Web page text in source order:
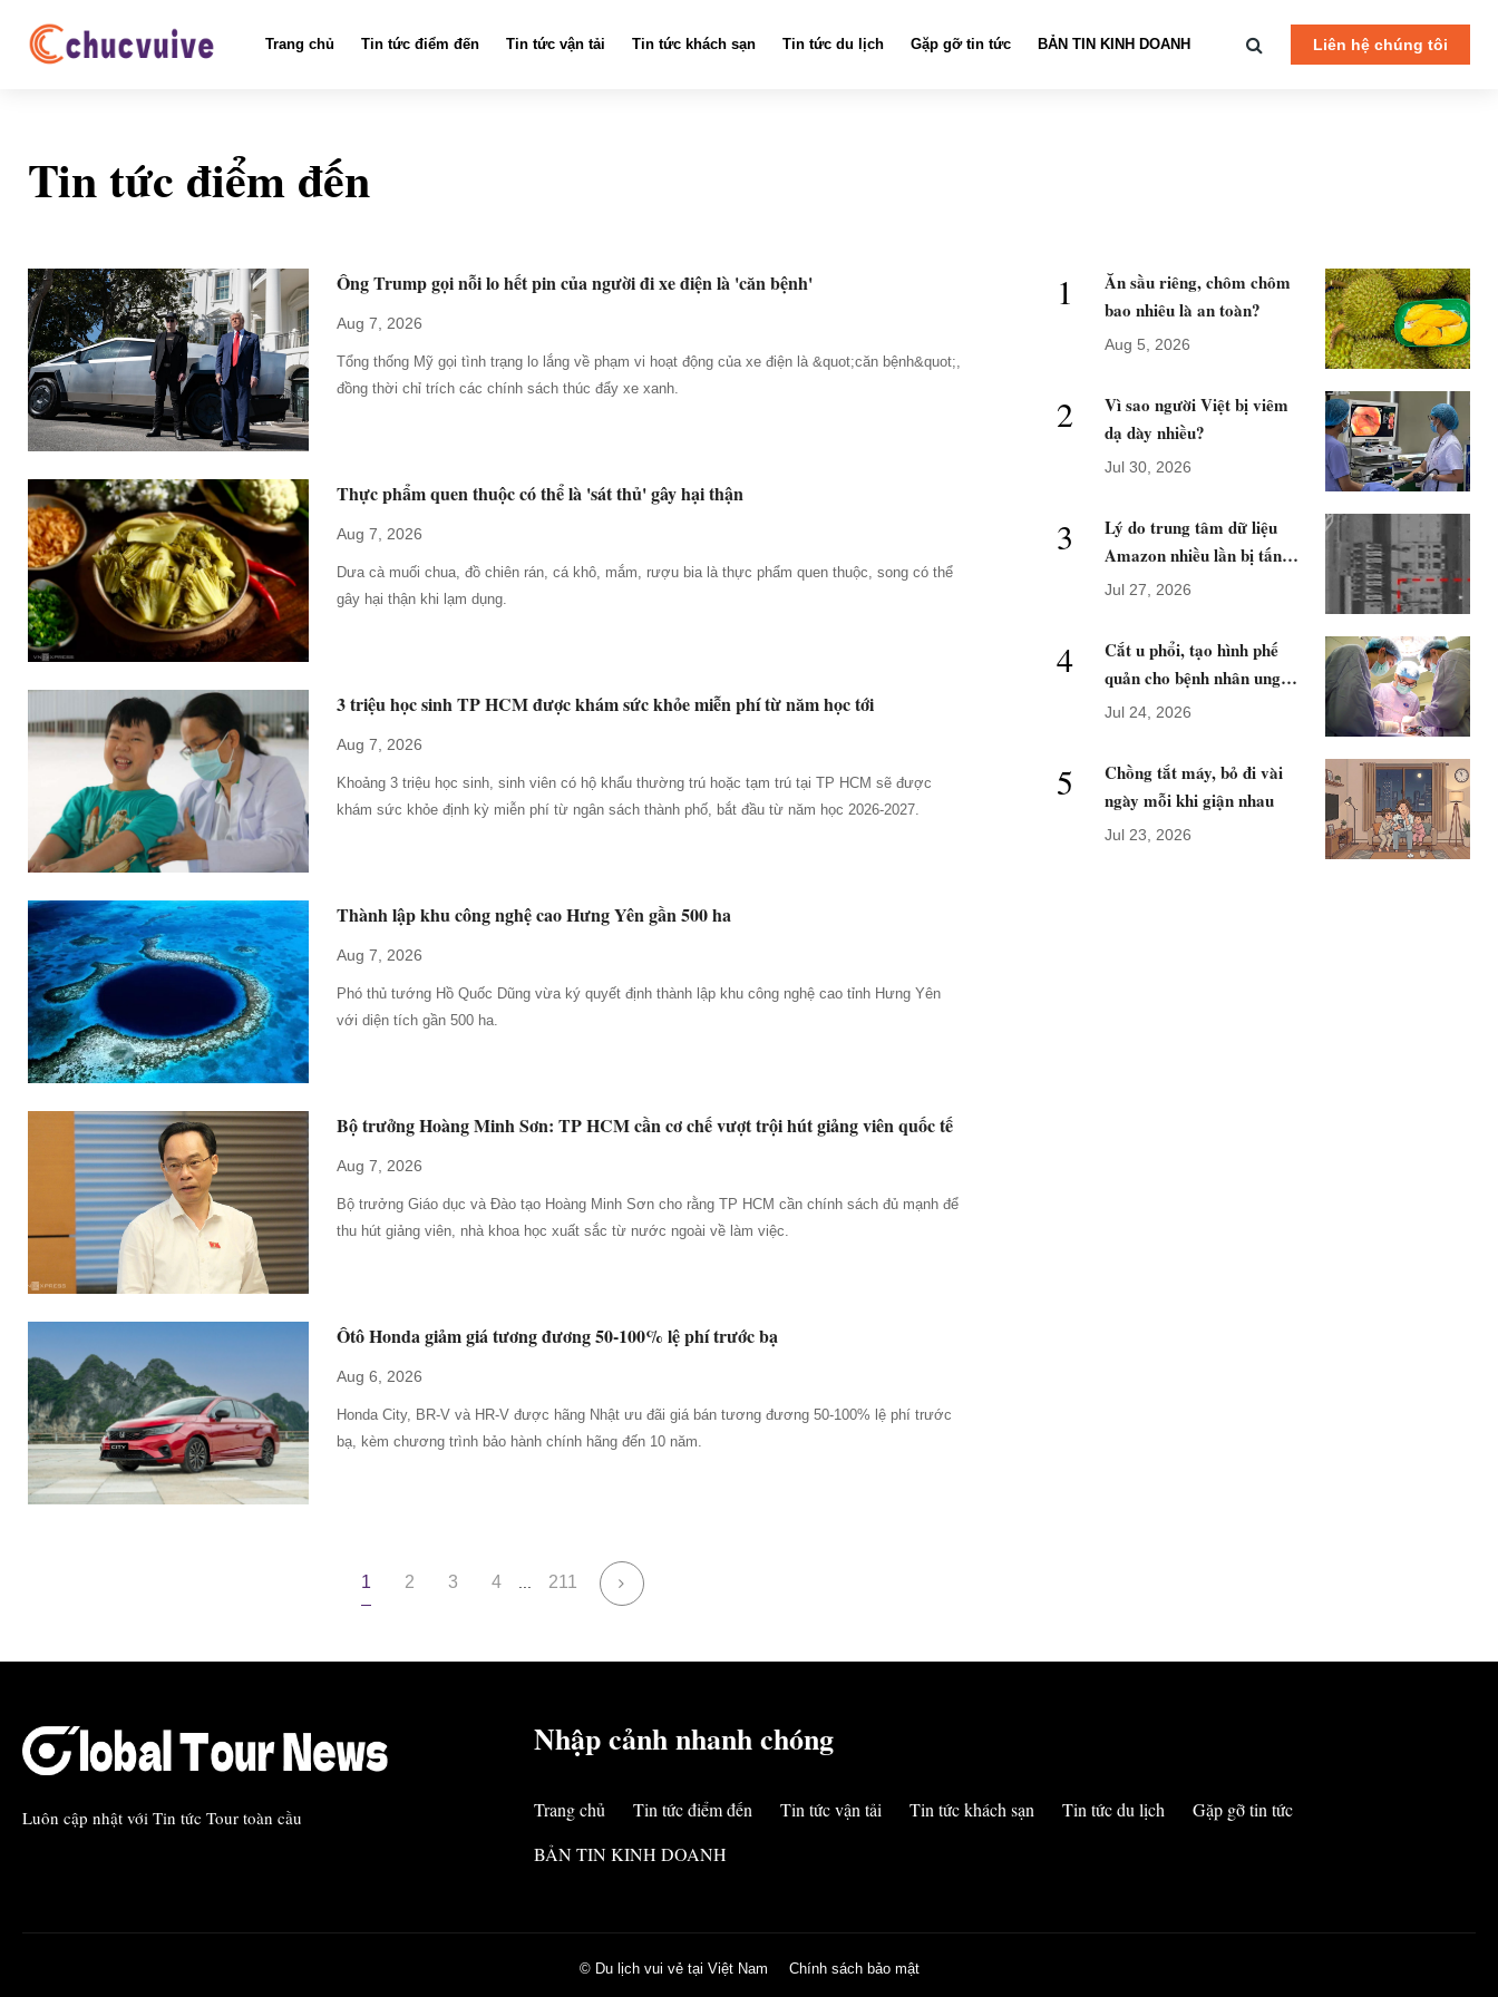
Trang chủ Tin tức điểm đến Tin tức vận tải Tin tức khách sạn Tin tức du lịch Gặp gỡ tin tức BẢN TIN KINH DOANH Liên hệ chúng tôi
Tin tức điểm đến
Ông Trump gọi nỗi lo hết pin của người đi xe điện là 'căn bệnh'
Aug 7, 2026
Tổng thống Mỹ gọi tình trạng lo lắng về phạm vi hoạt động của xe điện là &quot;căn bệnh&quot;,
đồng thời chỉ trích các chính sách thúc đẩy xe xanh.
Thực phẩm quen thuộc có thể là 'sát thủ' gây hại thận
Aug 7, 2026
Dưa cà muối chua, đồ chiên rán, cá khô, mắm, rượu bia là thực phẩm quen thuộc, song có thể
gây hại thận khi lạm dụng.
3 triệu học sinh TP HCM được khám sức khỏe miễn phí từ năm học tới
Aug 7, 2026
Khoảng 3 triệu học sinh, sinh viên có hộ khẩu thường trú hoặc tạm trú tại TP HCM sẽ được
khám sức khỏe định kỳ miễn phí từ ngân sách thành phố, bắt đầu từ năm học 2026-2027.
Thành lập khu công nghệ cao Hưng Yên gần 500 ha
Aug 7, 2026
Phó thủ tướng Hồ Quốc Dũng vừa ký quyết định thành lập khu công nghệ cao tỉnh Hưng Yên
với diện tích gần 500 ha.
Bộ trưởng Hoàng Minh Sơn: TP HCM cần cơ chế vượt trội hút giảng viên quốc tế
Aug 7, 2026
Bộ trưởng Giáo dục và Đào tạo Hoàng Minh Sơn cho rằng TP HCM cần chính sách đủ mạnh để
thu hút giảng viên, nhà khoa học xuất sắc từ nước ngoài về làm việc.
Ôtô Honda giảm giá tương đương 50-100% lệ phí trước bạ
Aug 6, 2026
Honda City, BR-V và HR-V được hãng Nhật ưu đãi giá bán tương đương 50-100% lệ phí trước
bạ, kèm chương trình bảo hành chính hãng đến 10 năm.
1 2 3 4 211
1
Ăn sầu riêng, chôm chôm
bao nhiêu là an toàn?
Aug 5, 2026
2
Vì sao người Việt bị viêm
dạ dày nhiều?
Jul 30, 2026
3
Lý do trung tâm dữ liệu
Amazon nhiều lần bị tấn
công
Jul 27, 2026
4
Cắt u phổi, tạo hình phế
quản cho bệnh nhân ung
thư di căn
Jul 24, 2026
5
Chồng tắt máy, bỏ đi vài
ngày mỗi khi giận nhau
Jul 23, 2026
Luôn cập nhật với Tin tức Tour toàn cầu
Nhập cảnh nhanh chóng
Trang chủ Tin tức điểm đến Tin tức vận tải Tin tức khách sạn Tin tức du lịch
Gặp gỡ tin tức
BẢN TIN KINH DOANH
© Du lịch vui vẻ tại Việt Nam Chính sách bảo mật